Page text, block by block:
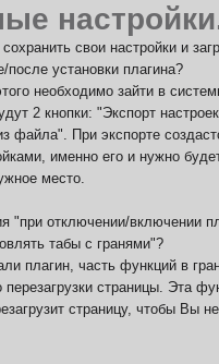
свои настройки и
после установки плагина?
необходимо зайти в
2 кнопки: "Экспорт
файла". При экспорте
именно его и нужно
место.
"при отключении/включении
табы с гранями"?
плагин, часть функций в
перезагрузки страницы. Эта
страницу, чтобы Вы